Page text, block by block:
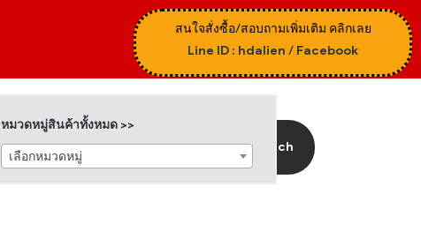
สนใจสั่งซื้อ/สอบถามเพิ่มเติม คลิกเลย
Line ID : hdalien / Facebook
Search
หมวดหมู่สินค้าทั้งหมด >>
เลือกหมวดหมู่